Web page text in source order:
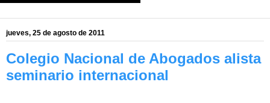
jueves, 25 de agosto de 2011
Colegio Nacional de Abogados alista
seminario internacional